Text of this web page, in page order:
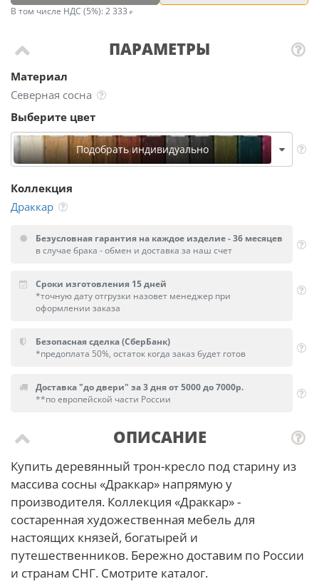
ПАРАМЕТРЫ
Материал
Северная сосна
Выберите цвет
Подобрать индивидуально
Коллекция
Драккар
В том числе НДС (5%): 2 333
Безусловная гарантия на каждое изделие - 36 месяцев
в случае брака - обмен и доставка за наш счет
Сроки изготовления 15 дней
*точную дату отгрузки назовет менеджер при
оформлении заказа
Безопасная сделка (СберБанк)
*предоплата 50%, остаток когда заказ будет готов
Доставка "до двери" за 3 дня от 5000 до 7000р.
**по европейской части России
ОПИСАНИЕ
Купить деревянный трон-кресло под старину из
массива сосны «Драккар» напрямую у
производителя. Коллекция «Драккар» -
состаренная художественная мебель для
настоящих князей, богатырей и
путешественников. Бережно доставим по России
и странам СНГ. Смотрите каталог.